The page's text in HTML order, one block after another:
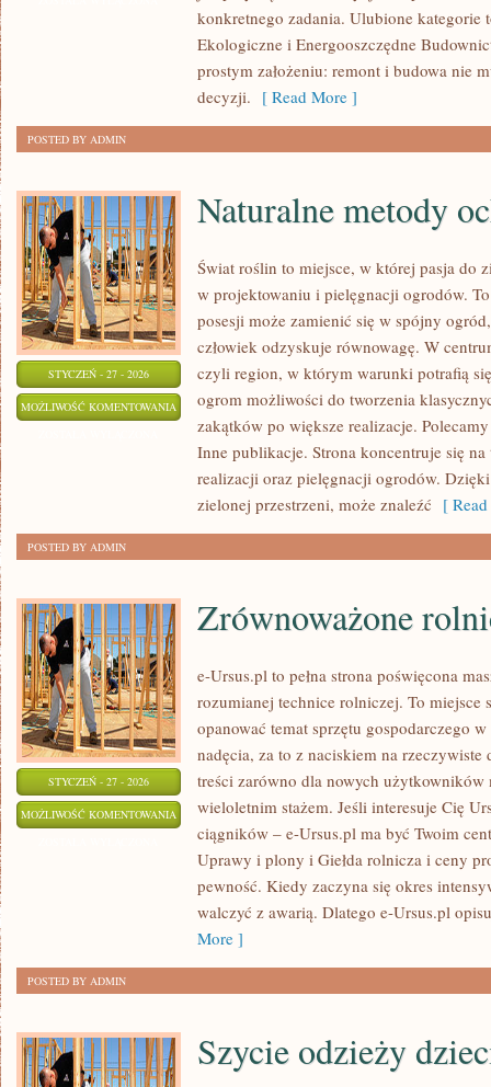
konkretnego zadania. Ulubione
Ekologiczne i Energooszczędne
prostym założeniu: remont i budowa nie
decyzji. [ Read More ]
POSTED BY ADMIN
STYCZEŃ - 27 - 2026
MOŻLIWOŚĆ KOMENTOWANIA NATURALNE
METODY
OCHRONY
ROŚLIN
Naturalne metody
Świat roślin to miejsce, w której pasja do
w projektowaniu i pielęgnacji ogrodów.
posesji może zamienić się w spójny
człowiek odzyskuje równowagę. W
czyli region, w którym warunki potrafią
ogrom możliwości do tworzenia
zakątków po większe realizacje.
Inne publikacje. Strona koncentruje się
realizacji oraz pielęgnacji ogrodów.
zielonej przestrzeni, może znaleźć [
POSTED BY ADMIN
STYCZEŃ - 27 - 2026
MOŻLIWOŚĆ KOMENTOWANIA ZRÓWNOWAŻONE
ROLNICTWO
Zrównoważone
e-Ursus.pl to pełna strona poświęcona
rozumianej technice rolniczej. To miejsce
opanować temat sprzętu gospodarczego
nadęcia, za to z naciskiem na
treści zarówno dla nowych
wieloletnim stażem. Jeśli interesuje Cię
ciągników – e-Ursus.pl ma być Twoim
Uprawy i plony i Giełda rolnicza i ceny
pewność. Kiedy zaczyna się okres
walczyć z awarią. Dlatego e-Ursus.pl
More ]
POSTED BY ADMIN
Szycie odzieży